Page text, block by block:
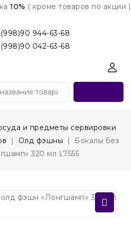
10% ( кроме товаров по акции )
944-63-68
042-63-68
и предметы сервировки
Олд фэшны
Бокалы без
320 мл L7555